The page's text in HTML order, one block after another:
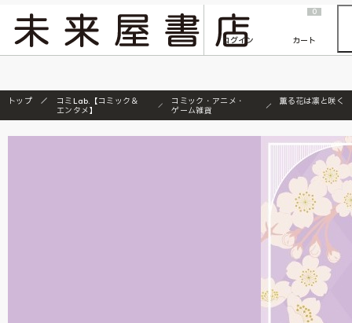
『ONE PIECE magazine 021 ONE PIECEカード付き同梱版』発売延期のご案内
ログイン
0
カート
トップ
コミLab.【コミック＆
エンタメ】
コミック・アニメ・
ゲーム雑貨
薫る花は凛と咲く